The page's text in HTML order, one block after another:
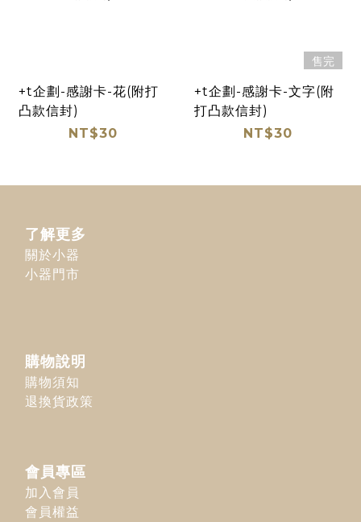
+t企劃-感謝卡-花(附打
凸款信封)
NT$30
售完
+t企劃-感謝卡-文字(附
打凸款信封)
NT$30
了解更多
關於小器
小器門市
購物說明
購物須知
退換貨政策
會員專區
加入會員
會員權益